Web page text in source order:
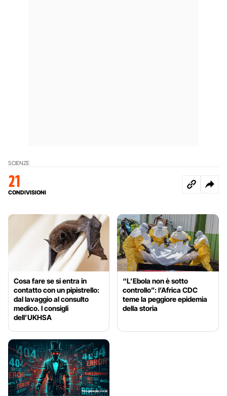
SCIENZE
21
CONDIVISIONI
Cosa fare se si entra in
contatto con un pipistrello:
dal lavaggio al consulto
medico. I consigli
dell’UKHSA
“L’Ebola non è sotto
controllo”: l’Africa CDC
teme la peggiore epidemia
della storia